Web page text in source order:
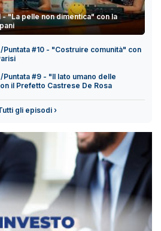
- "La pelle non dimentica" con la
Puntata #10 - "Costruire comunità" con
Puntata #9 - "Il lato umano delle
il Prefetto Castrese De Rosa
gli episodi ›